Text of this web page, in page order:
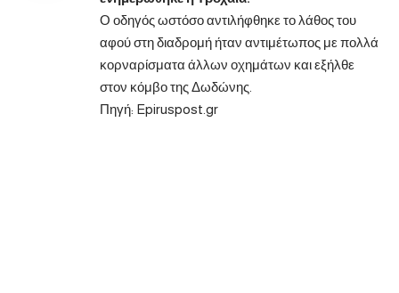
Ο οδηγός ωστόσο αντιλήφθηκε το λάθος του
αφού στη διαδρομή ήταν αντιμέτωπος με πολλά
κορναρίσματα άλλων οχημάτων και εξήλθε
στον κόμβο της Δωδώνης.
Πηγή: Epiruspost.gr